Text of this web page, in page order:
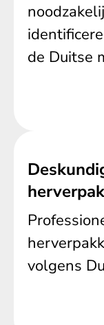
de Duitse
volgens